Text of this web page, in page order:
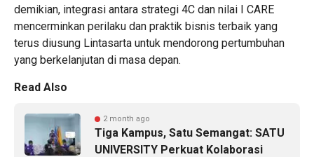
demikian, integrasi antara strategi 4C dan nilai I CARE
mencerminkan perilaku dan praktik bisnis terbaik yang
terus diusung Lintasarta untuk mendorong pertumbuhan
yang berkelanjutan di masa depan.
Read Also
2 month ago
Tiga Kampus, Satu Semangat: SATU
UNIVERSITY Perkuat Kolaborasi